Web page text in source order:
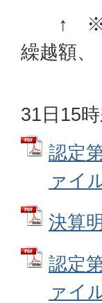
↑ ※
繰越額、
事業
31日15時
認定
ァイ
決算
認定
ァイ